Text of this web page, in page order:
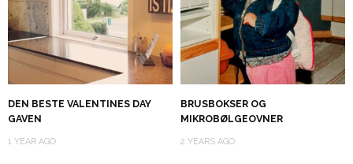
DEN BESTE VALENTINES DAY
GAVEN
1 YEAR AGO
BRUSBOKSER OG
MIKROBØLGEOVNER
2 YEARS AGO